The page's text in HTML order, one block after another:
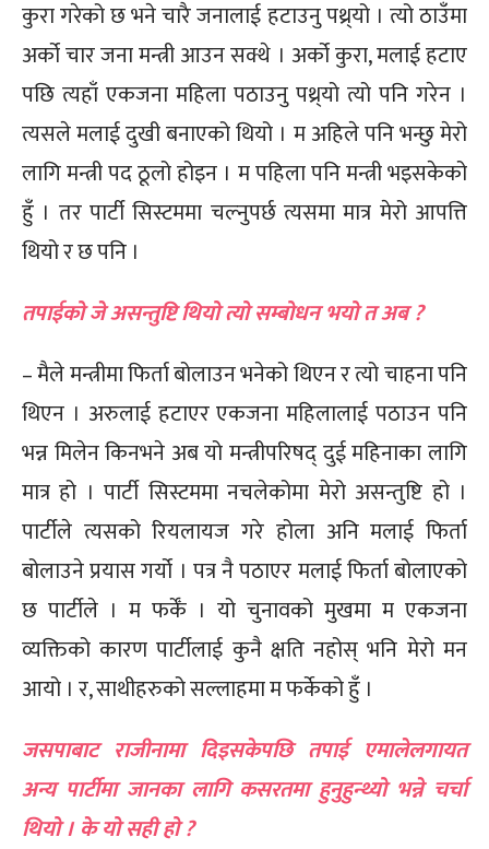
कुरा गरेको छ भने चारै जनालाई हटाउनु पथ्र्यो । त्यो ठाउँमा
अर्को चार जना मन्त्री आउन सक्थे । अर्को कुरा, मलाई हटाए
पछि त्यहाँ एकजना महिला पठाउनु पथ्र्यो त्यो पनि गरेन ।
त्यसले मलाई दुखी बनाएको थियो । म अहिले पनि भन्छु मेरो
लागि मन्त्री पद ठूलो होइन । म पहिला पनि मन्त्री भइसकेको
हुँ । तर पार्टी सिस्टममा चल्नुपर्छ त्यसमा मात्र मेरो आपत्ति
थियो र छ पनि । ​
तपाईको जे असन्तुष्टि थियो त्यो सम्बोधन भयो त अब ?
– मैले मन्त्रीमा फिर्ता बोलाउन भनेको थिएन र त्यो चाहना पनि
थिएन । अरुलाई हटाएर एकजना महिलालाई पठाउन पनि
भन्न मिलेन किनभने अब यो मन्त्रीपरिषद् दुई महिनाका लागि
मात्र हो । पार्टी सिस्टममा नचलेकोमा मेरो असन्तुष्टि हो ।
पार्टीले त्यसको रियलायज गरे होला अनि मलाई फिर्ता
बोलाउने प्रयास गर्यो । पत्र नै पठाएर मलाई फिर्ता बोलाएको
छ पार्टीले । म फर्केँ । यो चुनावको मुखमा म एकजना
व्यक्तिको कारण पार्टीलाई कुनै क्षति नहोस् भनि मेरो मन
आयो । र, साथीहरुको सल्लाहमा म फर्केको हुँ ।
जसपाबाट राजीनामा दिइसकेपछि तपाई एमालेलगायत
अन्य पार्टीमा जानका लागि कसरतमा हुनुहुन्थ्यो भन्ने चर्चा
थियो । के यो सही हो ?